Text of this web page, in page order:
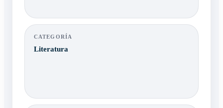
CATEGORÍA
Literatura